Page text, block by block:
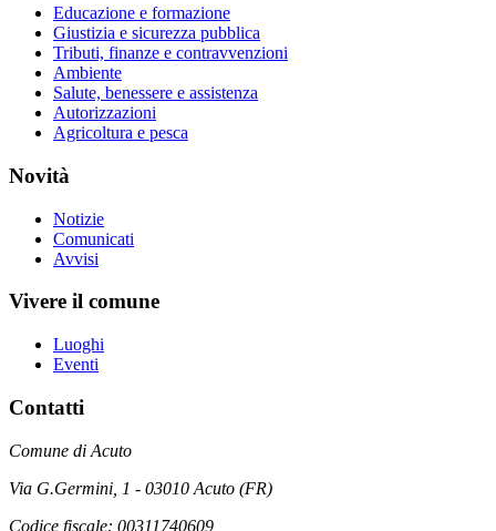
Educazione e formazione
Giustizia e sicurezza pubblica
Tributi, finanze e contravvenzioni
Ambiente
Salute, benessere e assistenza
Autorizzazioni
Agricoltura e pesca
Novità
Notizie
Comunicati
Avvisi
Vivere il comune
Luoghi
Eventi
Contatti
Comune di Acuto
Via G.Germini, 1 - 03010 Acuto (FR)
Codice fiscale: 00311740609